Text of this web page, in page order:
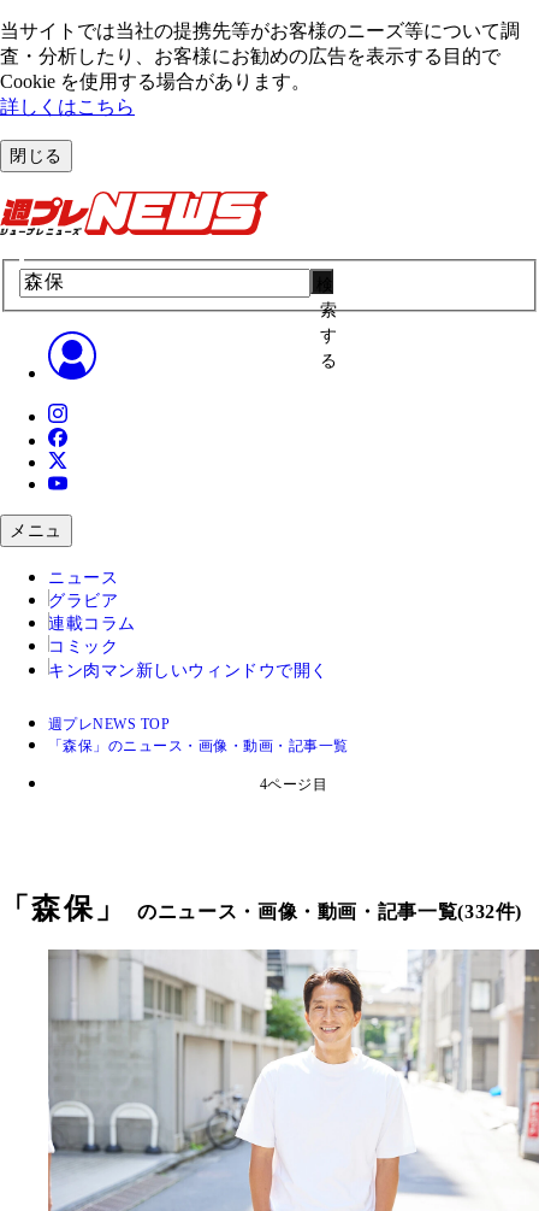
当サイトでは当社の提携先等がお客様のニーズ等について調
査・分析したり、お客様にお勧めの広告を表⽰する⽬的で
Cookie を使⽤する場合があります。
詳しくはこちら
閉じる
索
す
る
メニュ
ニュース
グラビア
連載コラム
コミック
キン肉マン 新しいウィンドウで開く
週プレNEWS TOP
「森保」のニュース・画像・動画・記事一覧
4ページ目
「森保 」のニュース・画像・動画・記事一覧(332件)